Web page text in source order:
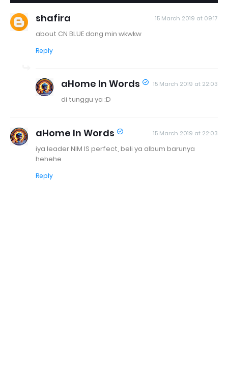
shafira 15 March 2019 at 09:17
about CN BLUE dong min wkwkw
Reply
aHome In Words 15 March 2019 at 22:03
di tunggu ya :D
aHome In Words 15 March 2019 at 22:03
iya leader NIM IS perfect, beli ya album barunya
hehehe
Reply